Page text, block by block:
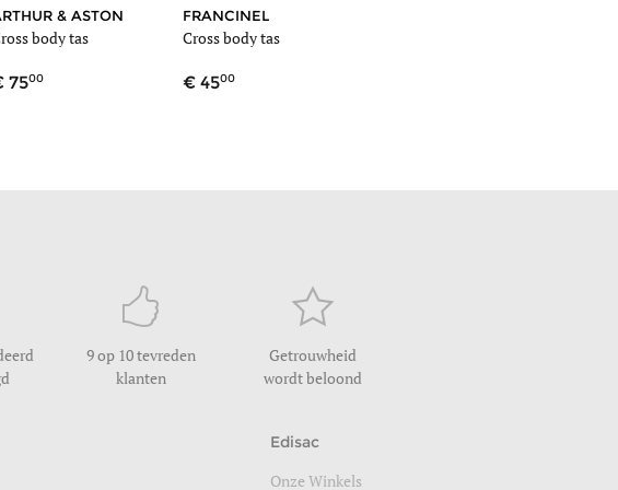
& ASTON
body tas
00
FRANCINEL
Cross body tas
4500
9 op 10 tevreden
klanten
Getrouwheid
wordt beloond
Edisac
Onze Winkels